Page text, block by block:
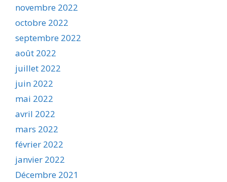
novembre 2022
octobre 2022
septembre 2022
août 2022
juillet 2022
juin 2022
mai 2022
avril 2022
mars 2022
février 2022
janvier 2022
Décembre 2021